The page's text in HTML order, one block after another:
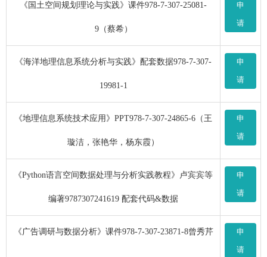
《国土空间规划理论与实践》课件978-7-307-25081-
9（蔡希）
申
请
《海洋地理信息系统分析与实践》配套数据978-7-307-
19981-1
申
请
《地理信息系统技术应用》PPT978-7-307-24865-6（王
璇洁，张艳华，杨东霞）
申
请
《Python语言空间数据处理与分析实践教程》卢宾宾等
编著9787307241619 配套代码&数据
申
请
《广告调研与数据分析》课件978-7-307-23871-8曾秀芹
申
请